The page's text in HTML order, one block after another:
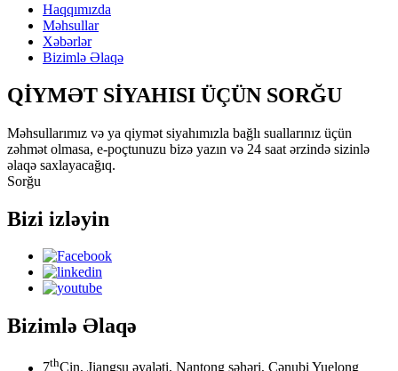
Haqqımızda
Məhsullar
Xəbərlər
Bizimlə Əlaqə
QİYMƏT SİYAHISI ÜÇÜN SORĞU
Məhsullarımız və ya qiymət siyahımızla bağlı suallarınız üçün
zəhmət olmasa, e-poçtunuzu bizə yazın və 24 saat ərzində sizinlə
əlaqə saxlayacağıq.
Sorğu
Bizi izləyin
Bizimlə Əlaqə
7thÇin, Jiangsu əyaləti, Nantong şəhəri, Cənubi Yuelong